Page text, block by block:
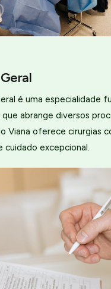
é uma especialidade
que abrange diversos
Viana oferece cirurgias
cuidado excepcional.